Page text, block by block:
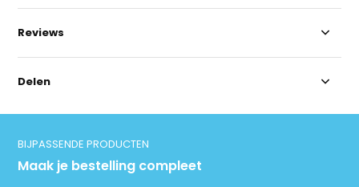
Reviews
Delen
BIJPASSENDE PRODUCTEN
Maak je bestelling compleet